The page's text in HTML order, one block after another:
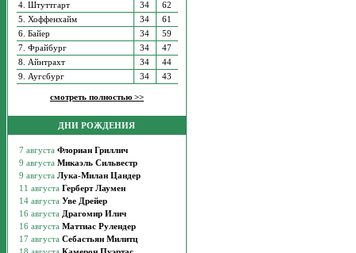
4. Штуттгарт
34
62
5. Хоффенхайм
34
61
6. Байер
34
59
7. Фрайбург
34
47
8. Айнтрахт
34
44
9. Аугсбург
34 43
смотреть полностью >>
ДНИ РОЖДЕНИЯ